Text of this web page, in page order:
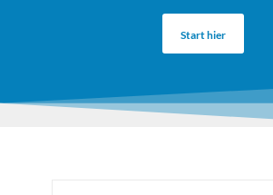
Start hier